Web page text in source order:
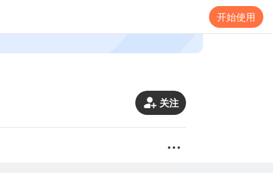
开始使用
关注